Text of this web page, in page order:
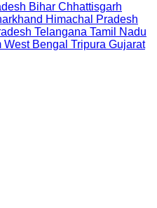
Bihar Chhattisgarh
Himachal Pradesh
Telangana Tamil Nadu
West Bengal Tripura Gujarat